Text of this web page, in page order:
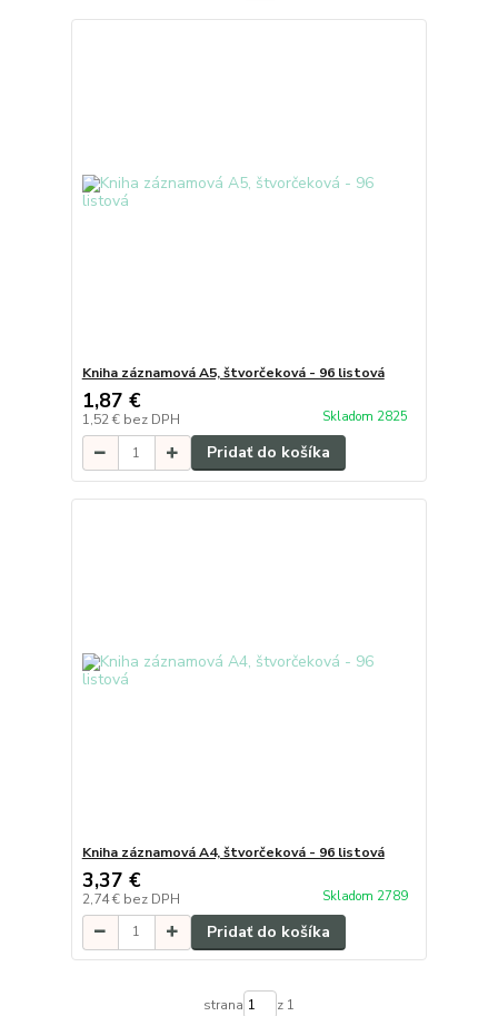
Kniha záznamová A5, štvorčeková - 96 listová
1,87 €
1,52 € bez DPH Skladom 2825
Pridať do košíka
Kniha záznamová A4, štvorčeková - 96 listová
3,37 €
2,74 € bez DPH Skladom 2789
Pridať do košíka
strana z 1